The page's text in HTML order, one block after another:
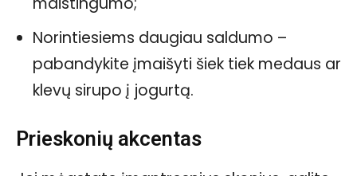
Norintiesiems daugiau saldumo –
pabandykite įmaišyti šiek tiek medaus ar
klevų sirupo į jogurtą.
Prieskonių akcentas